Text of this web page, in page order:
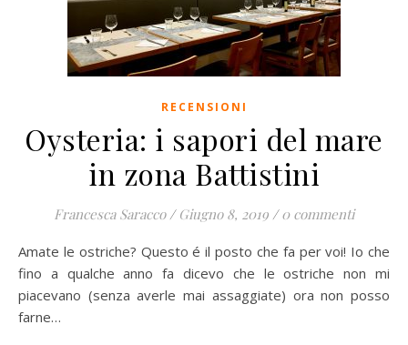
RECENSIONI
Oysteria: i sapori del mare
in zona Battistini
Francesca Saracco / Giugno 8, 2019 / 0 commenti
Amate le ostriche? Questo é il posto che fa per voi! Io che
fino a qualche anno fa dicevo che le ostriche non mi
piacevano (senza averle mai assaggiate) ora non posso
farne…